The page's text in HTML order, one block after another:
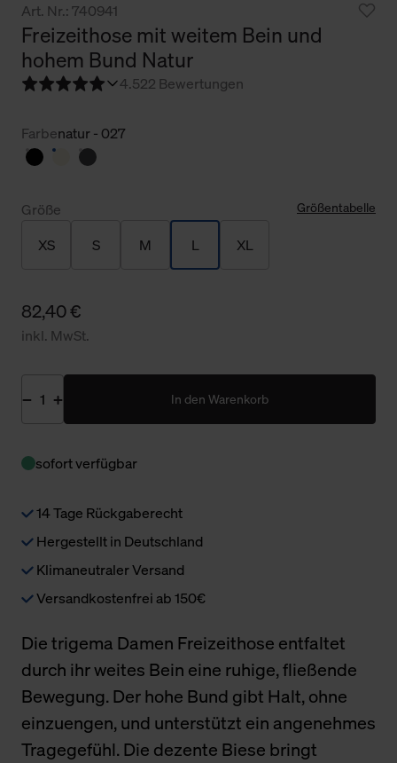
Art. Nr.: 740941
Freizeithose mit weitem Bein und
hohem Bund Natur
4.522 Bewertungen
Farbenatur - 027
Größe Größentabelle
XS S M L XL
82,40 €
inkl. MwSt.
In den Warenkorb
sofort verfügbar
14 Tage Rückgaberecht
Hergestellt in Deutschland
Klimaneutraler Versand
Versandkostenfrei ab 150€
Die trigema Damen Freizeithose entfaltet
durch ihr weites Bein eine ruhige, fließende
Bewegung. Der hohe Bund gibt Halt, ohne
einzuengen, und unterstützt ein angenehmes
Tragegefühl. Die dezente Biese bringt